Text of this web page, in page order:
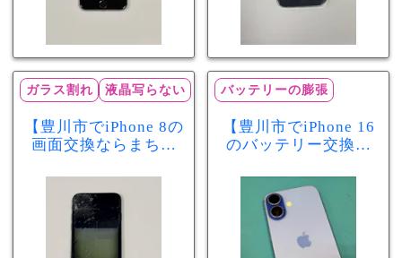
ガラス割れ 液晶写らない
【豊川市でiPhone 8の
画面交換ならまちス
れ・液晶不良も当日
60分で修理可能！
バッテリーの膨張
【豊川市でiPhone 16
のバッテリー交換な
少し膨張したバッテ
リーも当日90分で安
心修理！